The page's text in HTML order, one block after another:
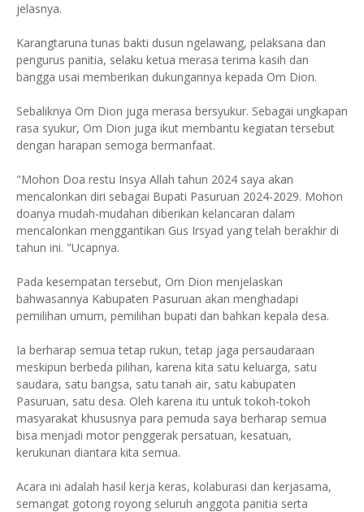
jelasnya.
Karangtaruna tunas bakti dusun ngelawang, pelaksana dan
pengurus panitia, selaku ketua merasa terima kasih dan
bangga usai memberikan dukungannya kepada Om Dion.
Sebaliknya Om Dion juga merasa bersyukur. Sebagai ungkapan
rasa syukur, Om Dion juga ikut membantu kegiatan tersebut
dengan harapan semoga bermanfaat.
"Mohon Doa restu Insya Allah tahun 2024 saya akan
mencalonkan diri sebagai Bupati Pasuruan 2024-2029. Mohon
doanya mudah-mudahan diberikan kelancaran dalam
mencalonkan menggantikan Gus Irsyad yang telah berakhir di
tahun ini. "Ucapnya.
Pada kesempatan tersebut, Om Dion menjelaskan
bahwasannya Kabupaten Pasuruan akan menghadapi
pemilihan umum, pemilihan bupati dan bahkan kepala desa.
Ia berharap semua tetap rukun, tetap jaga persaudaraan
meskipun berbeda pilihan, karena kita satu keluarga, satu
saudara, satu bangsa, satu tanah air, satu kabupaten
Pasuruan, satu desa. Oleh karena itu untuk tokoh-tokoh
masyarakat khususnya para pemuda saya berharap semua
bisa menjadi motor penggerak persatuan, kesatuan,
kerukunan diantara kita semua.
Acara ini adalah hasil kerja keras, kolaburasi dan kerjasama,
semangat gotong royong seluruh anggota panitia serta